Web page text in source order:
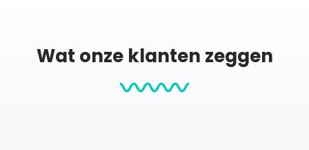
Het tegeltje nodigt uit om opnieuw te genieten van jouw
grootste sportprestatie.
Wat onze klanten zeggen